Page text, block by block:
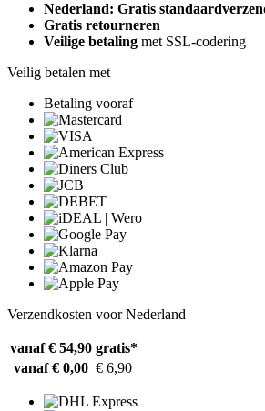
Nederland: Gratis
Gratis retourneren
Veilige betaling met SSL-codering
Veilig betalen met
Betaling vooraf
Verzendkosten voor Nederland
vanaf € 54,90 gratis*
vanaf € 0,00 € 6,90